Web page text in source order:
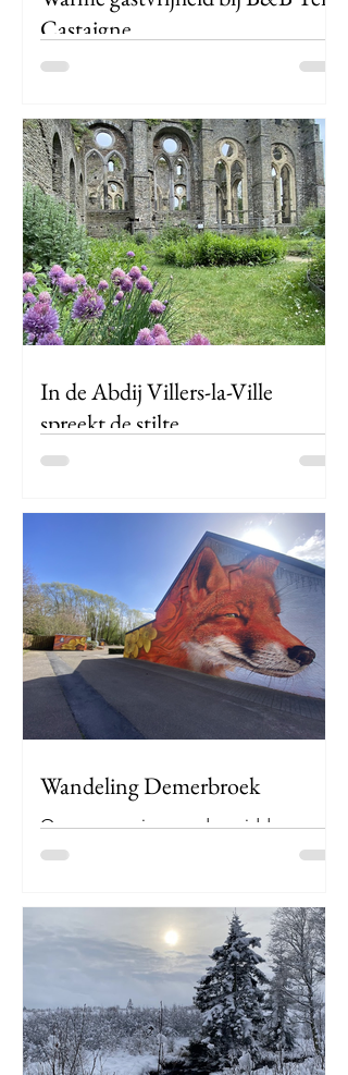
Castaigne
Als ze in België 30 graden voorspellen,
vertrekken. Dan is een verlengd
weekendje aan zee de...
In de Abdij Villers-la-Ville
spreekt de stilte.
Voor ik koers zet naar de ruige
van Schotland, besluit ik alvast in de
sfeer te komen – dicht bij...
Wandeling Demerbroek
Op een zonnige zondagmiddag
besluit ik dat het tijd is voor avontuur!
een gezonde dosis nieuwsgierigheid
vertrek ik vanuit Testelt richting het
Demerbroek. De lucht is helder, vogels
fluiten alsof ze auditie doen voor een
natuurdocumentaire, en de lentegeur
hangt verfrissend in de lucht. Dit wordt
een topwandeling, dat voel ik. Een